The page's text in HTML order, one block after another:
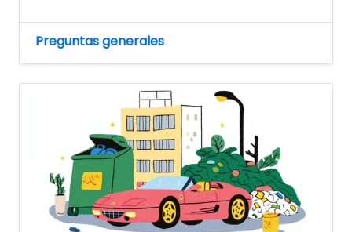
Preguntas generales